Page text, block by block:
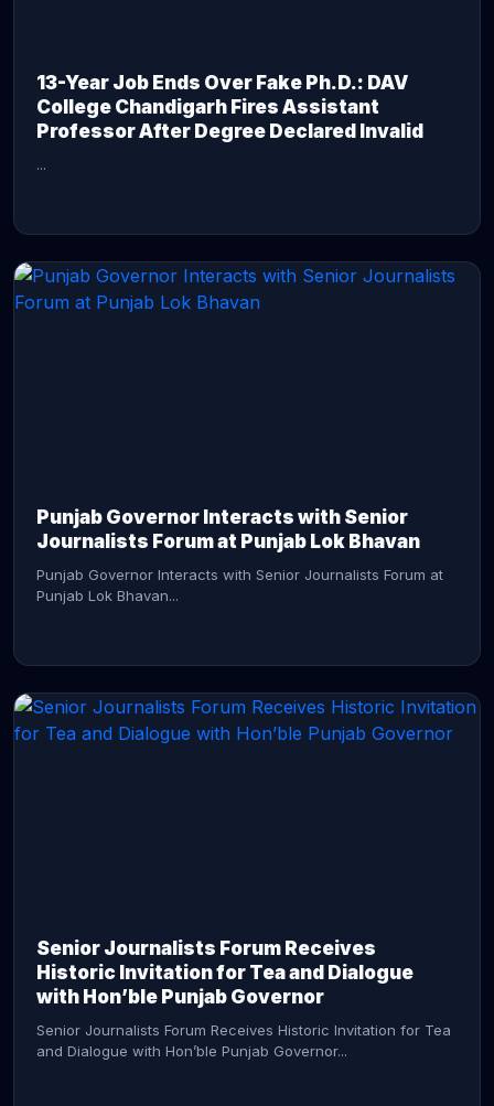
13-Year Job Ends Over Fake Ph.D.: DAV
College Chandigarh Fires Assistant
Professor After Degree Declared Invalid
...
Punjab Governor Interacts with Senior
Journalists Forum at Punjab Lok Bhavan
Punjab Governor Interacts with Senior Journalists Forum at
Punjab Lok Bhavan...
Senior Journalists Forum Receives
Historic Invitation for Tea and Dialogue
with Hon’ble Punjab Governor
Senior Journalists Forum Receives Historic Invitation for Tea
and Dialogue with Hon’ble Punjab Governor...